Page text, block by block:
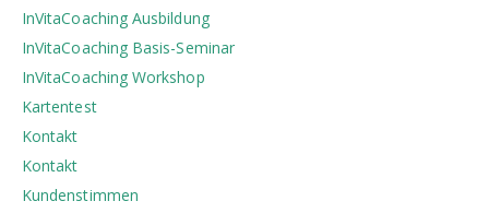
InVitaCoaching Ausbildung
InVitaCoaching Basis-Seminar
InVitaCoaching Workshop
Kartentest
Kontakt
Kontakt
Kundenstimmen